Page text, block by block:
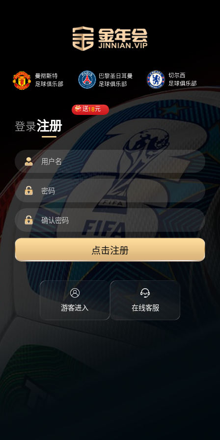
登录注册
送18元
点击注册
游客进入 在线客服